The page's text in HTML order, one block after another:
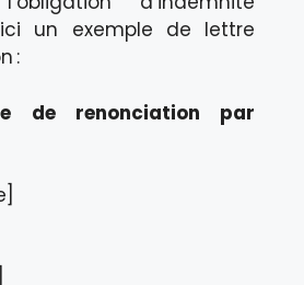
un exemple de lettre
:
de renonciation par